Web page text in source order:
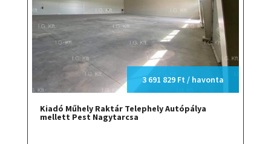
3 691 829 Ft / havonta
Kiadó Műhely Raktár Telephely Autópálya
mellett Pest Nagytarcsa